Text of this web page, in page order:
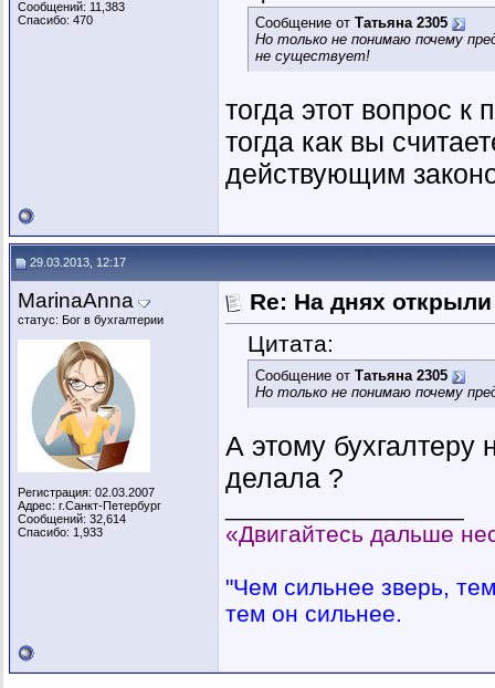
Сообщений: 11,383
Спасибо: 470
Сообщение от Татьяна 2305
Но только не понимаю почему
не существует!
тогда этот вопрос
тогда как вы
действующим
29.03.2013, 12:17
MarinaAnna
статус: Бог в бухгалтерии
Регистрация: 02.03.2007
Адрес: г.Санкт-Петербург
Сообщений: 32,614
Спасибо: 1,933
Re: На днях
Цитата:
Сообщение от Татьяна 2305
Но только не понимаю почему
А этому бухгалтеру
делала ?
«Двигайтесь дальше
"Чем сильнее зверь,
тем он сильнее.